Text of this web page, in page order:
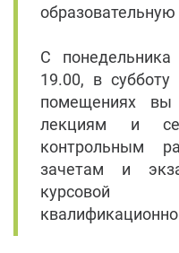
образовательную
С
19.00, в
помещениях вы
лекциям и
контрольным
зачетам и
курсовой